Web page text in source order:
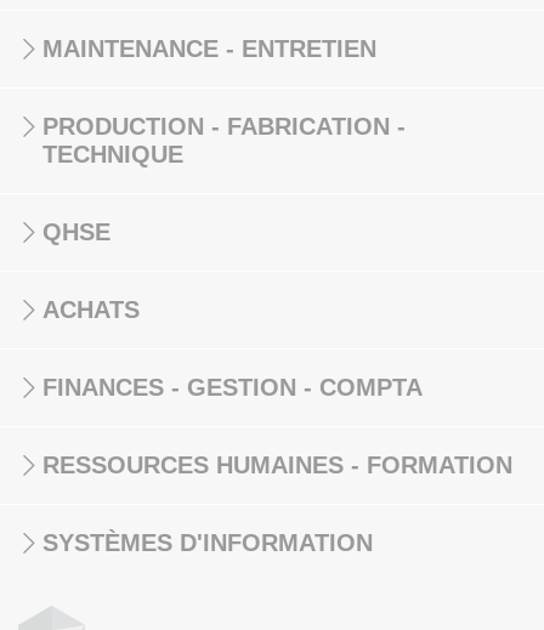
MAINTENANCE - ENTRETIEN
PRODUCTION - FABRICATION -
TECHNIQUE
QHSE
ACHATS
FINANCES - GESTION - COMPTA
RESSOURCES HUMAINES - FORMATION
SYSTÈMES D'INFORMATION